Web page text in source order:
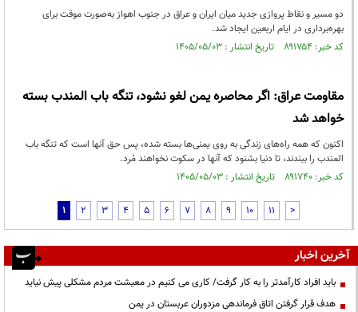
دو مسیر و نقاط پروازی جدید میان ایران و عراق در جنوب اهواز به‌صورت موقت برای
بهره‌برداری در ایام اربعین ایجاد شد.
کد خبر: ۸۹۱۷۵۴ تاریخ انتشار : ۱۴۰۵/۰۵/۰۳
مقاومت عراق: اگر محاصره یمن لغو نشود، تنگه باب المندب بسته
خواهد شد
اکنون که همه راه‌های زندگی به روی یمنی‌ها بسته شده، پس حق آنها است که تنگه باب
المندب را ببندند، تا دنیا بشنود که آنها در سکوت نخواهند مُرد.
کد خبر: ۸۹۱۷۴۰ تاریخ انتشار : ۱۴۰۵/۰۵/۰۳
1 2 3 4 5 6 7 8 9 10 11 >
آخرین اخبار
باید افراد کارآمدتر را به کار گرفت/ کاری می کنیم در معیشت مردم مشکلی پیش نیاید
هدف قرار گرفتن اتاق‌ فرماندهی مزدوران عربستان در یمن